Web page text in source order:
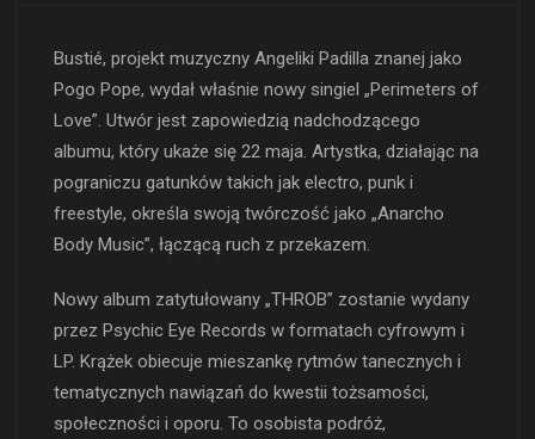
Bustié, projekt muzyczny Angeliki Padilla znanej jako
Pogo Pope, wydał właśnie nowy singiel „Perimeters of
Love”. Utwór jest zapowiedzią nadchodzącego
albumu, który ukaże się 22 maja. Artystka, działając na
pograniczu gatunków takich jak electro, punk i
freestyle, określa swoją twórczość jako „Anarcho
Body Music”, łączącą ruch z przekazem.
Nowy album zatytułowany „THROB” zostanie wydany
przez Psychic Eye Records w formatach cyfrowym i
LP. Krążek obiecuje mieszankę rytmów tanecznych i
tematycznych nawiązań do kwestii tożsamości,
społeczności i oporu. To osobista podróż,